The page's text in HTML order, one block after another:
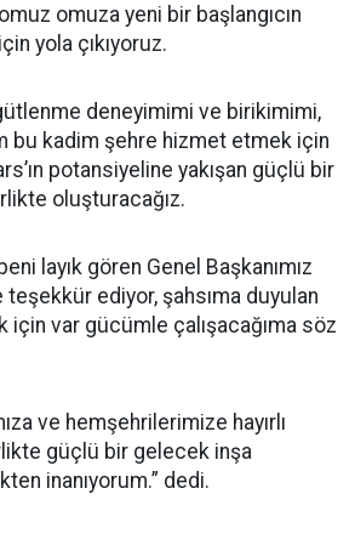
omuza yeni bir başlangıcın
yola çıkıyoruz.
deneyimimi ve birikimimi,
bu kadim şehre hizmet etmek için
potansiyeline yakışan güçlü bir
oluşturacağız.
layık gören Genel Başkanımız
teşekkür ediyor, şahsıma duyulan
için var gücümle çalışacağıma söz
ve hemşehrilerimize hayırlı
güçlü bir gelecek inşa
inanıyorum.” dedi.